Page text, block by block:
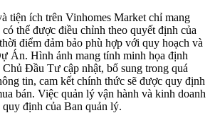
tiện ích trên Vinhomes Market chỉ mang
thể được điều chỉnh theo quyết định của
điểm đảm bảo phù hợp với quy hoạch và
Án. Hình ảnh mang tính minh họa định
Đầu Tư cập nhật, bổ sung trong quá
tin, cam kết chính thức sẽ được quy định
bán. Việc quản lý vận hành và kinh doanh
định của Ban quản lý.